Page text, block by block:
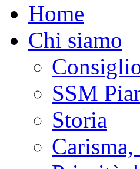
Home
Chi siamo
SSM
Storia